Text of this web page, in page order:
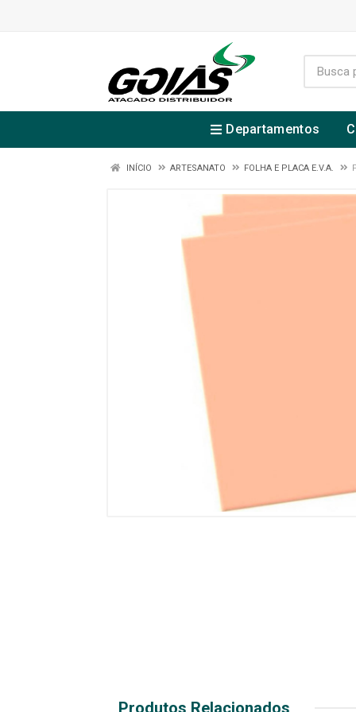
Departamentos
INÍCIO ARTESANATO FOLHA E PLACA E.V.A.
Produtos Relacionados